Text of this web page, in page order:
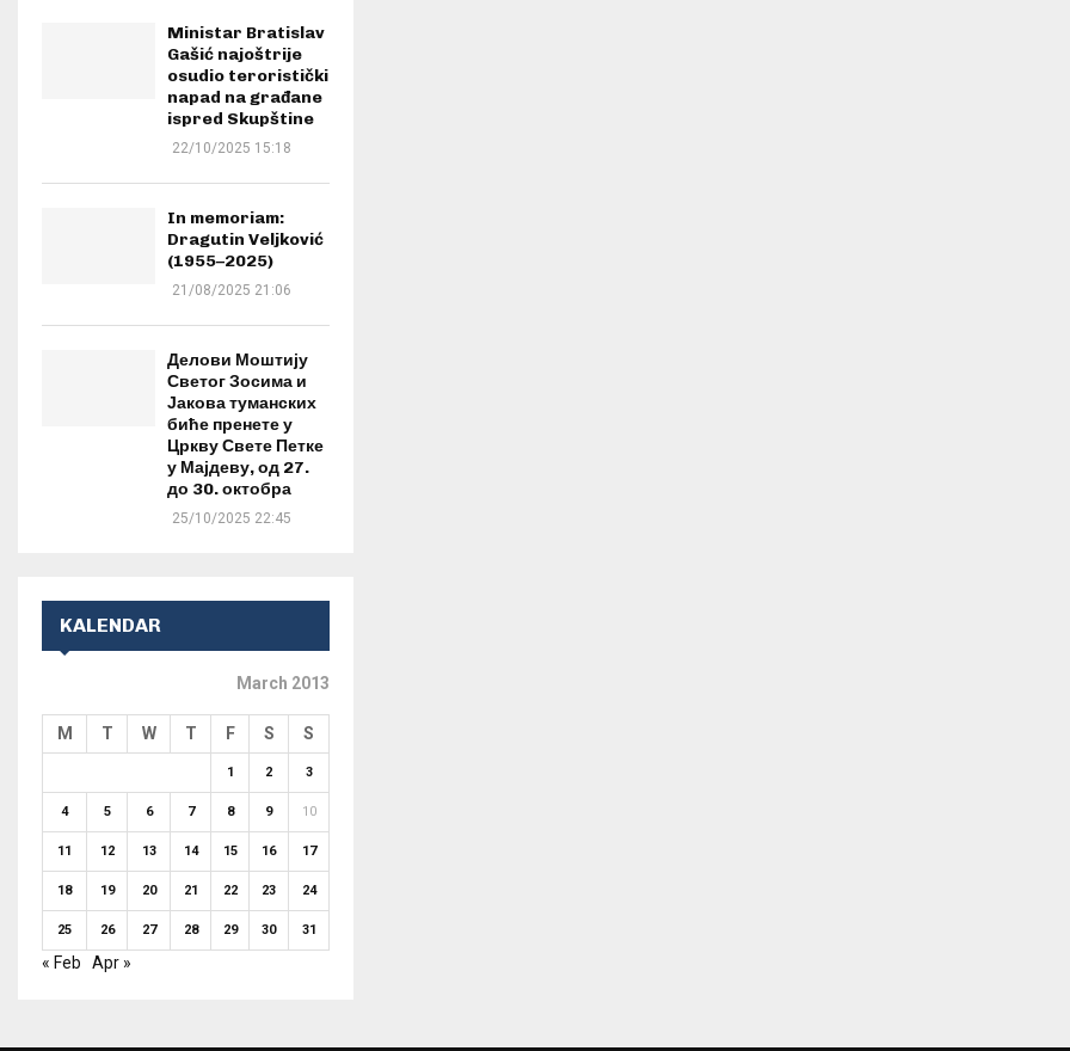
Ministar Bratislav
Gašić najoštrije
osudio teroristički
napad na građane
ispred Skupštine
22/10/2025 15:18
In memoriam:
Dragutin Veljković
(1955–2025)
21/08/2025 21:06
Делови Моштију
Светог Зосима и
Јакова туманских
биће пренете у
Цркву Свете Петке
у Мајдеву, од 27.
до 30. октобра
25/10/2025 22:45
KALENDAR
March 2013
M T W T F S S
1 2 3
4 5 6 7 8 9 10
11 12 13 14 15 16 17
18 19 20 21 22 23 24
25 26 27 28 29 30 31
« Feb Apr »